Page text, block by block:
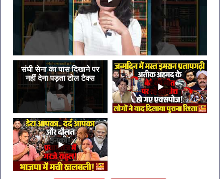
संघी सेना का पास दिखाने पर
नहीं देना पड़ता टोल टैक्स